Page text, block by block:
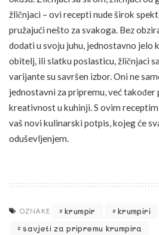
žličnjaci – ovi recepti nude širok
pružajući nešto za svakoga. Bez
dodati u svoju juhu, jednostavno jelo
obitelj, ili slatku poslasticu, žličnjaci
varijante su savršen izbor. Oni ne
jednostavni za pripremu, već također
kreativnost u kuhinji. S ovim
vaš novi kulinarski potpis, kojeg će
oduševljenjem.
OZNAKE krumpir krumpiri
savjeti za pripremu krumpira